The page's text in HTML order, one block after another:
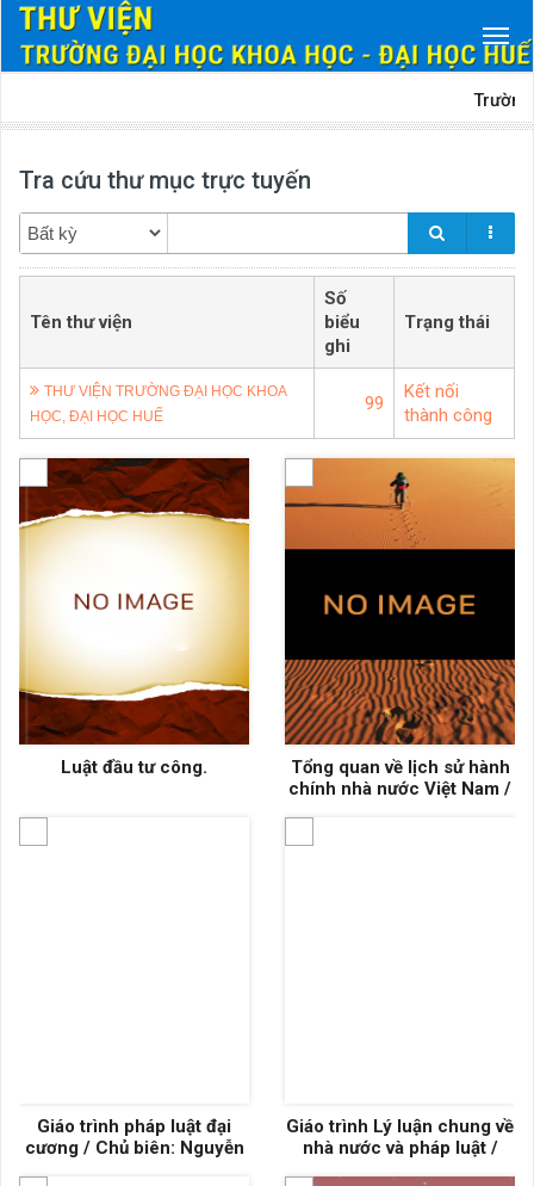
Trường Đại
Tra cứu thư mục trực tuyến
Tên thư viện
Số
biểu
ghi
Trạng thái
THƯ VIỆN TRƯỜNG ĐẠI HỌC KHOA
HỌC, ĐẠI HỌC HUẾ
99
Kết nối
thành công
Luật đầu tư công.
Tổng quan về lịch sử hành
chính nhà nước Việt Nam /
Giáo trình pháp luật đại
cương / Chủ biên: Nguyễn
Giáo trình Lý luận chung về
nhà nước và pháp luật /